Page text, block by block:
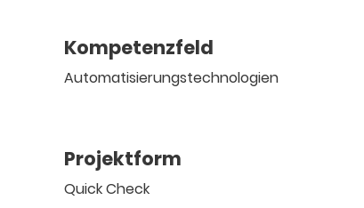
Kompetenzfeld
Automatisierungstechnologien
Projektform
Quick Check